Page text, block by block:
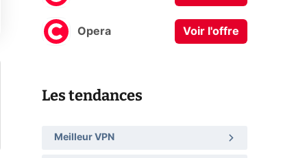
Opera Voir l'offre
Les tendances
Meilleur VPN